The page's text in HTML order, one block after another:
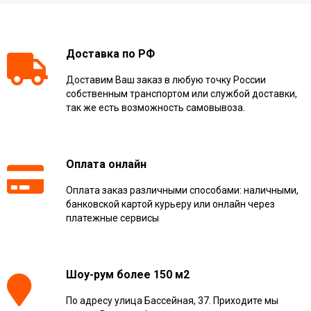
Доставка по РФ
Доставим Ваш заказ в любую точку России
собственным транспортом или службой доставки,
так же есть возможность самовывоза.
Оплата онлайн
Оплата заказ различными способами: наличными,
банковской картой курьеру или онлайн через
платежные сервисы
Шоу-рум более 150 м2
По адресу улица Бассейная, 37. Приходите мы